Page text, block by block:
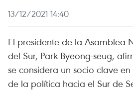
13/12/2021 14:40
El presidente de la Asamblea
del Sur, Park Byeong-seug,
se considera un socio clave
de la política hacia el Sur de